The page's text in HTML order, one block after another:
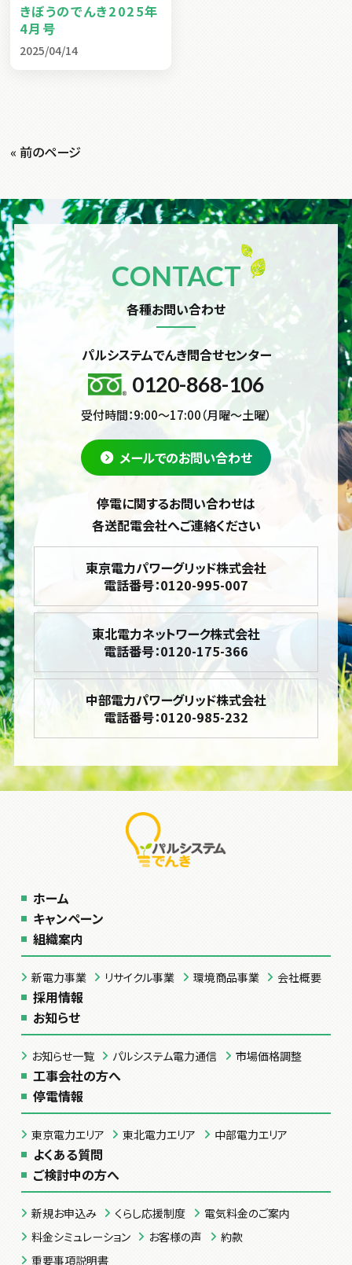
きぼうのでんき2025年
4月号
2025/04/14
« 前のページ
CONTACT
各種お問い合わせ
パルシステムでんき問合せセンター
0120-868-106
受付時間：9:00～17:00（月曜～土曜）
メールでのお問い合わせ
停電に関するお問い合わせは
各送配電会社へご連絡ください
東京電力パワーグリッド株式会社
電話番号：0120-995-007
東北電力ネットワーク株式会社
電話番号：0120-175-366
中部電力パワーグリッド株式会社
電話番号：0120-985-232
ホーム
キャンペーン
組織案内
新電力事業 リサイクル事業 環境商品事業 会社概要
採用情報
お知らせ
お知らせ一覧 パルシステム電力通信 市場価格調整
工事会社の方へ
停電情報
東京電力エリア 東北電力エリア 中部電力エリア
よくある質問
ご検討中の方へ
新規お申込み くらし応援制度
電気料金のご案内
料金シミュレーション
お客様の声
約款
重要事項説明書